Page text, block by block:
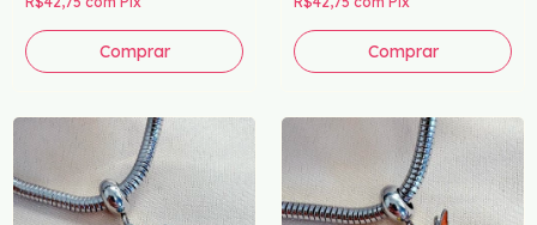
Comprar Comprar